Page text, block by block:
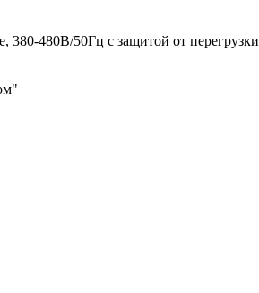
380-480В/50Гц с защитой от перегрузки